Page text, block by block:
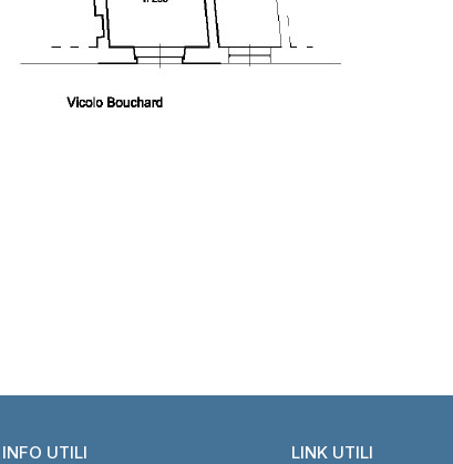
INFO UTILI LINK UTILI